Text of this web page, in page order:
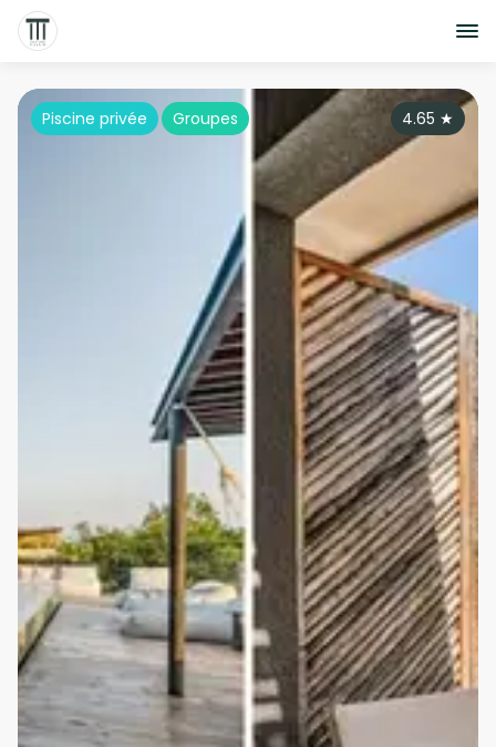
4.65 ★
Piscine privée Groupes